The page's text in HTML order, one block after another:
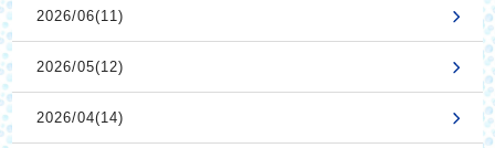
2026/06(11)
2026/05(12)
2026/04(14)